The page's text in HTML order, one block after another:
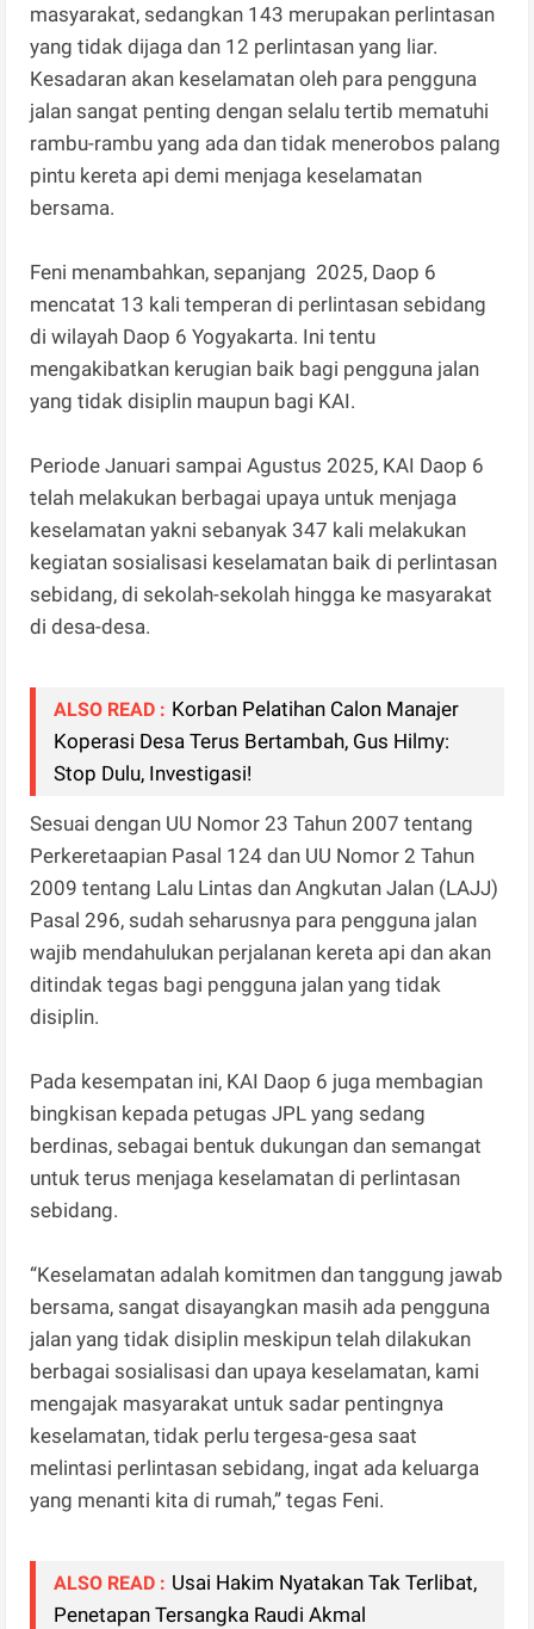
masyarakat, sedangkan 143 merupakan perlintasan
yang tidak dijaga dan 12 perlintasan yang liar.
Kesadaran akan keselamatan oleh para pengguna
jalan sangat penting dengan selalu tertib mematuhi
rambu-rambu yang ada dan tidak menerobos palang
pintu kereta api demi menjaga keselamatan
bersama.
Feni menambahkan, sepanjang 2025, Daop 6
mencatat 13 kali temperan di perlintasan sebidang
di wilayah Daop 6 Yogyakarta. Ini tentu
mengakibatkan kerugian baik bagi pengguna jalan
yang tidak disiplin maupun bagi KAI.
Periode Januari sampai Agustus 2025, KAI Daop 6
telah melakukan berbagai upaya untuk menjaga
keselamatan yakni sebanyak 347 kali melakukan
kegiatan sosialisasi keselamatan baik di perlintasan
sebidang, di sekolah-sekolah hingga ke masyarakat
di desa-desa.
ALSO READ : Korban Pelatihan Calon Manajer
Koperasi Desa Terus Bertambah, Gus Hilmy:
Stop Dulu, Investigasi!
Sesuai dengan UU Nomor 23 Tahun 2007 tentang
Perkeretaapian Pasal 124 dan UU Nomor 2 Tahun
2009 tentang Lalu Lintas dan Angkutan Jalan (LAJJ)
Pasal 296, sudah seharusnya para pengguna jalan
wajib mendahulukan perjalanan kereta api dan akan
ditindak tegas bagi pengguna jalan yang tidak
disiplin.
Pada kesempatan ini, KAI Daop 6 juga membagian
bingkisan kepada petugas JPL yang sedang
berdinas, sebagai bentuk dukungan dan semangat
untuk terus menjaga keselamatan di perlintasan
sebidang.
“Keselamatan adalah komitmen dan tanggung jawab
bersama, sangat disayangkan masih ada pengguna
jalan yang tidak disiplin meskipun telah dilakukan
berbagai sosialisasi dan upaya keselamatan, kami
mengajak masyarakat untuk sadar pentingnya
keselamatan, tidak perlu tergesa-gesa saat
melintasi perlintasan sebidang, ingat ada keluarga
yang menanti kita di rumah,” tegas Feni.
ALSO READ : Usai Hakim Nyatakan Tak Terlibat,
Penetapan Tersangka Raudi Akmal